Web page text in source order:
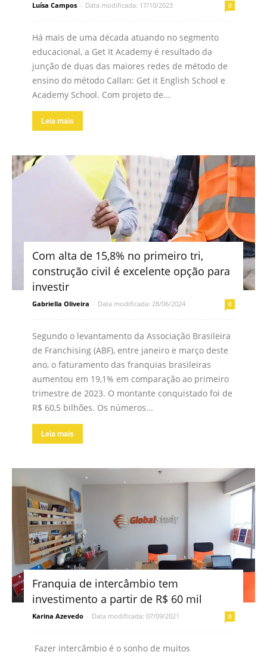
Luísa Campos - Data modificada: 17/10/2023 0
Há mais de uma década atuando no segmento
educacional, a Get It Academy é resultado da
junção de duas das maiores redes de método de
ensino do método Callan: Get it English School e
Academy School. Com projeto de...
Leia mais
Com alta de 15,8% no primeiro tri,
construção civil é excelente opção para
investir
Gabriella Oliveira - Data modificada: 28/06/2024 0
Segundo o levantamento da Associação Brasileira
de Franchising (ABF), entre janeiro e março deste
ano, o faturamento das franquias brasileiras
aumentou em 19,1% em comparação ao primeiro
trimestre de 2023. O montante conquistado foi de
R$ 60,5 bilhões. Os números...
Leia mais
Franquia de intercâmbio tem
investimento a partir de R$ 60 mil
Karina Azevedo - Data modificada: 07/09/2021 0
Fazer intercâmbio é o sonho de muitos